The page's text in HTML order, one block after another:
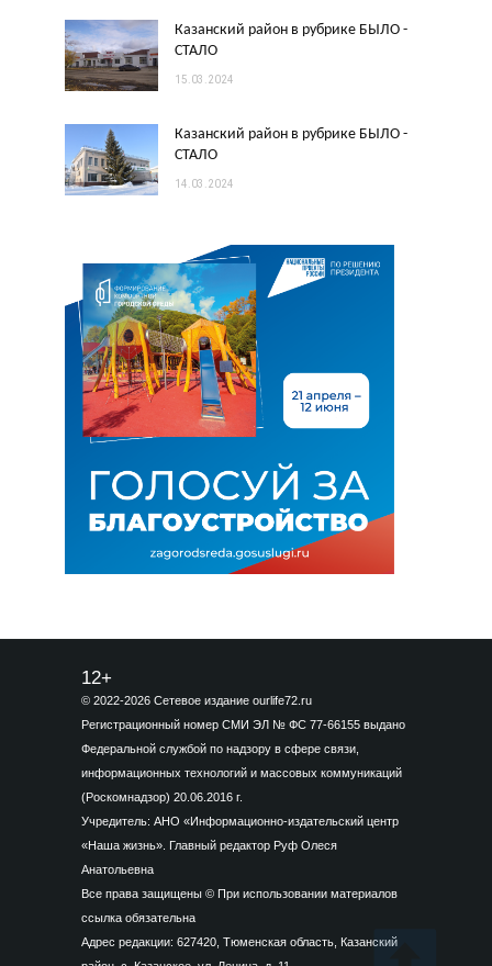
Казанский район в рубрике БЫЛО -
СТАЛО
15.03.2024
Казанский район в рубрике БЫЛО -
СТАЛО
14.03.2024
12+
© 2022-2026 Сетевое издание ourlife72.ru
Регистрационный номер СМИ ЭЛ № ФС 77-66155 выдано
Федеральной службой по надзору в сфере связи,
информационных технологий и массовых коммуникаций
(Роскомнадзор) 20.06.2016 г.
Учредитель: АНО «Информационно-издательский центр
«Наша жизнь». Главный редактор Руф Олеся
Анатольевна
Все права защищены © При использовании материалов
ссылка обязательна
Адрес редакции: 627420, Тюменская область, Казанский